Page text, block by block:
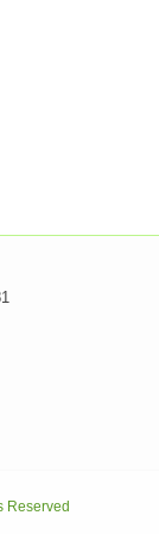
Reserved